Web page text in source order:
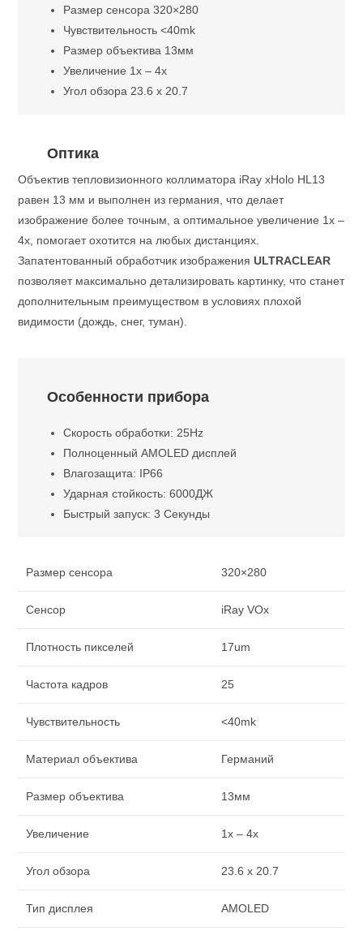
Размер сенсора 320×280
Чувствительность <40mk
Размер объектива 13мм
Увеличение 1x – 4x
Угол обзора 23.6 x 20.7
Оптика
Объектив тепловизионного коллиматора iRay xHolo HL13
равен 13 мм и выполнен из германия, что делает
изображение более точным, а оптимальное увеличение 1x –
4x, помогает охотится на любых дистанциях.
Запатентованный обработчик изображенияULTRACLEAR
позволяет максимально детализировать картинку, что станет
дополнительным преимуществом в условиях плохой
видимости (дождь, снег, туман).
Особенности прибора
Скорость обработки: 25Hz
Полноценный AMOLED дисплей
Влагозащита: IP66
Ударная стойкость: 6000ДЖ
Быстрый запуск: 3 Секунды
Размер сенсора 320×280
Сенсор iRay VOx
Плотность пикселей 17um
Частота кадров 25
Чувствительность <40mk
Материал объектива Германий
Размер объектива 13мм
Увеличение 1x – 4x
Угол обзора 23.6 x 20.7
Тип дисплея AMOLED